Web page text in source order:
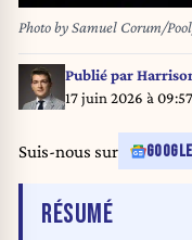
Photo by Samuel Corum/
Publié par
17 juin 2026 à 09:57
Suis-nous sur
RÉSUMÉDE